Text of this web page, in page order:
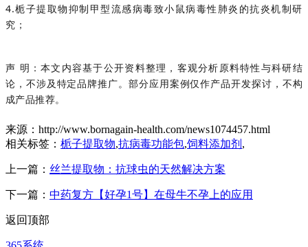
4.栀子提取物抑制甲型流感病毒致小鼠病毒性肺炎的抗炎机制研
究；
声 明：本文内容基于公开资料整理，客观分析原料特性与科研结
论，不涉及特定品牌推广。部分应用案例仅作产品开发探讨，不构
成产品推荐。
来源：http://www.bornagain-health.com/news1074457.html
相关标签： 栀子提取物,抗病毒功能包,饲料添加剂 ,
上一篇： 丝兰提取物：抗球虫的天然解决方案
下一篇： 中药复方【好孕1号】在母牛不孕上的应用
返回顶部